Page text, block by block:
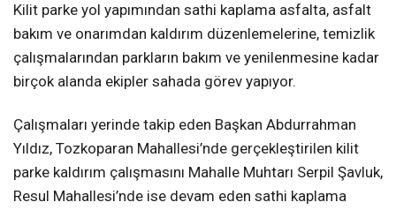
Kilit parke yol yapımından sathi kaplama asfalta, asfalt
bakım ve onarımdan kaldırım düzenlemelerine, temizlik
çalışmalarından parkların bakım ve yenilenmesine kadar
birçok alanda ekipler sahada görev yapıyor.
Çalışmaları yerinde takip eden Başkan Abdurrahman
Yıldız, Tozkoparan Mahallesi’nde gerçekleştirilen kilit
parke kaldırım çalışmasını Mahalle Muhtarı Serpil Şavluk,
Resul Mahallesi’nde ise devam eden sathi kaplama